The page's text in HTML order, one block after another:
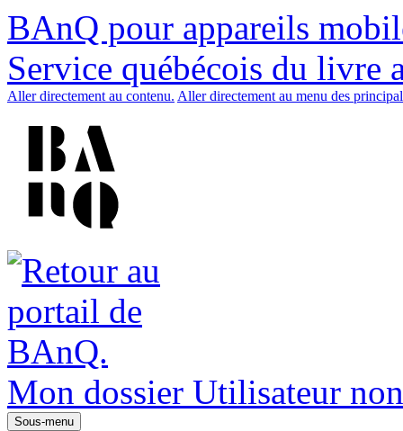
BAnQ pour appareils
Service québécois du livre
Aller directement au contenu. Aller directement au menu des
Mon dossier Utilisateur
Sous-menu